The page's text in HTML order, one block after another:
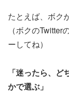
たとえば、ボク
（ボクの
ーしてね）
「迷ったら、
かで選ぶ」